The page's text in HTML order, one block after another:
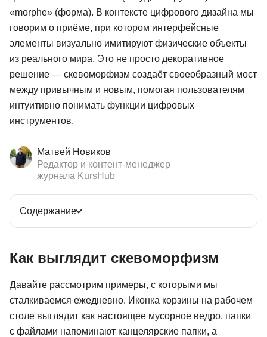
«morphe» (форма). В контексте цифрового дизайна мы
говорим о приёме, при котором интерфейсные
элементы визуально имитируют физические объекты
из реального мира. Это не просто декоративное
решение — скевоморфизм создаёт своеобразный мост
между привычным и новым, помогая пользователям
интуитивно понимать функции цифровых
инструментов.
Матвей Новиков
Редактор и контент-менеджер
журнала KursHub
Содержание
Как выглядит скевоморфизм
Давайте рассмотрим примеры, с которыми мы
сталкиваемся ежедневно. Иконка корзины на рабочем
столе выглядит как настоящее мусорное ведро, папки
с файлами напоминают канцелярские папки, а
Детям
Рейтинг онлайн-школ